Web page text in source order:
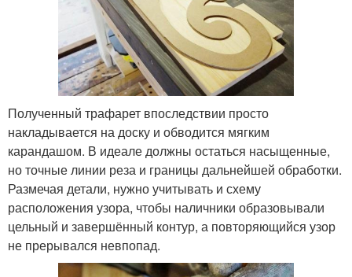
Полученный трафарет впоследствии просто
накладывается на доску и обводится мягким
карандашом. В идеале должны остаться насыщенные,
но точные линии реза и границы дальнейшей обработки.
Размечая детали, нужно учитывать и схему
расположения узора, чтобы наличники образовывали
цельный и завершённый контур, а повторяющийся узор
не прерывался невпопад.